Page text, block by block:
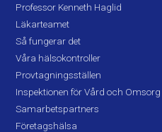
Professor Kenneth Haglid
Läkarteamet
Så fungerar det
Våra hälsokontroller
Provtagningsställen
Inspektionen för Vård och Omsorg
Samarbetspartners
Företagshälsa